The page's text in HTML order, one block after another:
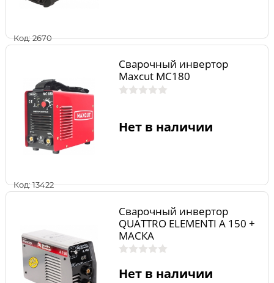
Код: 2670
Код: 13422
Сварочный инвертор
Maxcut MC180
Нет в наличии
Сварочный инвертор
QUATTRO ELEMENTI A 150 +
МАСКА
Нет в наличии